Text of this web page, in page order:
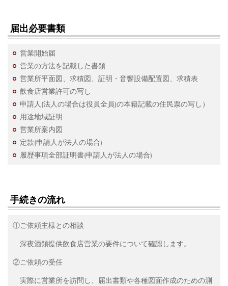
届出必要書類
営業開始届
営業の方法を記載した書類
営業所平面図、求積図、証明・音響設備配置図、求積表
飲食店営業許可の写し
申請人(法人の場合は役員全員)の本籍記載の住民票の写し）
用途地域証明
営業所案内図
定款(申請人が法人の場合)
履歴事項全部証明書(申請人が法人の場合)
手続きの流れ
①ご依頼主様との相談
深夜酒類提供飲食店営業の要件について確認します。
②ご依頼の受任
実際に営業所を訪問し、届出書類や各種図面作成のための測